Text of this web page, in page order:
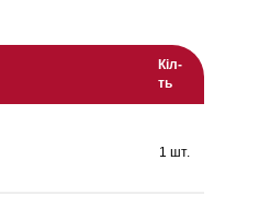
Кіл-
ть
1 шт.